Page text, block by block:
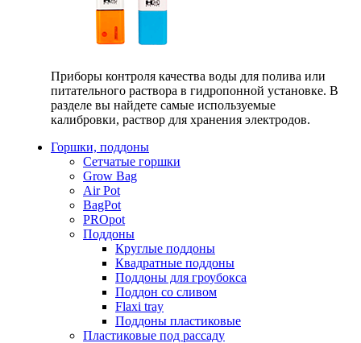
Приборы контроля качества воды для полива или
питательного раствора в гидропонной установке. В
разделе вы найдете самые используемые
калибровки, раствор для хранения электродов.
Горшки, поддоны
Сетчатые горшки
Grow Bag
Air Pot
BagPot
PROpot
Поддоны
Круглые поддоны
Квадратные поддоны
Поддоны для гроубокса
Поддон со сливом
Flaxi tray
Поддоны пластиковые
Пластиковые под рассаду